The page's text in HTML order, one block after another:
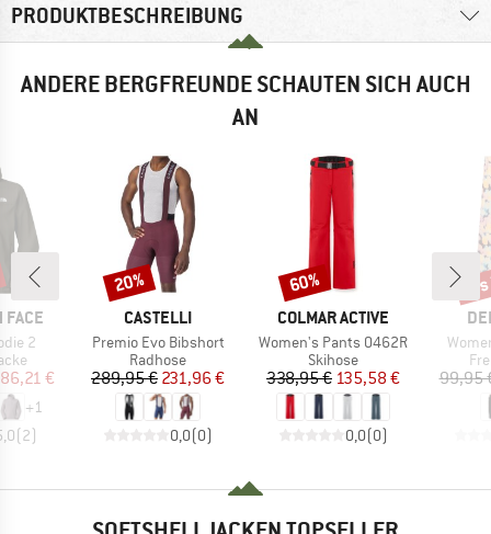
PRODUKTBESCHREIBUNG
ANDERE BERGFREUNDE SCHAUTEN SICH AUCH
AN
FACE
2
Preis
86,21 €
+1
(2)
MARKE
CASTELLI
Artikel
Premio Evo Bibshort
Produktgruppe
Radhose
Preis
289,95 €reduzierter Preis
231,96 €
0,0(0)
Rabatt
20%
MARKE
COLMAR ACTIVE
Artikel
Women's Pants 0462R
Produktgruppe
Skihose
Preis
338,95 €reduzierter Preis
135,58 €
0,0(0)
Rabatt
60%
Artikel
99,95